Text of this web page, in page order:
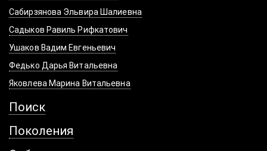
Сабирзянова Эльвира Шалиевна
Садыков Равиль Рифкатович
Ушаков Вадим Евгеньевич
Федько Дарья Витальевна
Яковлева Марина Витальевна
Поиск
Поколения